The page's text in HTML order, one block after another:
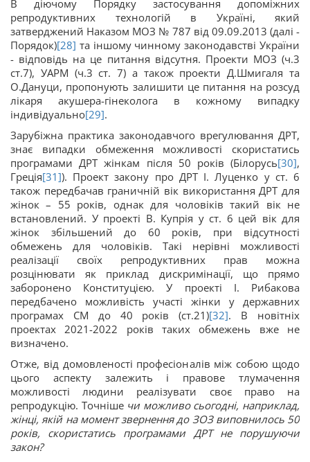
В діючому Порядку застосування допоміжних
репродуктивних технологій в Україні, який
затверджений Наказом МОЗ № 787 від 09.09.2013 (далі -
Порядок)[28] та іншому чинному законодавстві України
- відповідь на це питання відсутня. Проекти МОЗ (ч.3
ст.7), УАРМ (ч.3 ст. 7) а також проекти Д.Шмигаля та
О.Дануци, пропонують залишити це питання на розсуд
лікаря акушера-гінеколога в кожному випадку
індивідуально[29].
Зарубіжна практика законодавчого врегулювання ДРТ,
знає випадки обмеження можливості скористатись
програмами ДРТ жінкам після 50 років (Білорусь[30],
Греція[31]). Проект закону про ДРТ І. Луценко у ст. 6
також передбачав граничній вік використання ДРТ для
жінок – 55 років, однак для чоловіків такий вік не
встановлений. У проекті В. Купрія у ст. 6 цей вік для
жінок збільшений до 60 років, при відсутності
обмежень для чоловіків. Такі нерівні можливості
реалізації своїх репродуктивних прав можна
розцінювати як приклад дискримінації, що прямо
заборонено Конституцією. У проекті І. Рибакова
передбачено можливість участі жінки у державних
програмах СМ до 40 років (ст.21)[32]. В новітніх
проектах 2021-2022 років таких обмежень вже не
визначено.
Отже, від домовленості професіоналів між собою щодо
цього аспекту залежить і правове тлумачення
можливості людини реалізувати своє право на
репродукцію. Точніше чи можливо сьогодні, наприклад,
жінці, якій на момент звернення до ЗОЗ виповнилось 50
років, скористатись програмами ДРТ не порушуючи
закон?